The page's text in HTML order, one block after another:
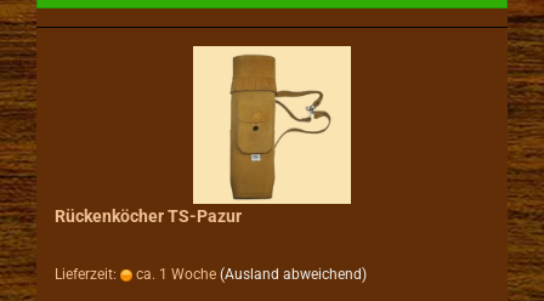
Rückenköcher TS-Pazur
Lieferzeit: ca. 1 Woche (Ausland abweichend)